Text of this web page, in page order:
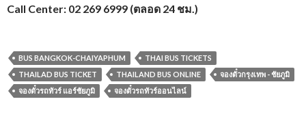
Call Center: 02 269 6999 (ตลอด 24 ชม.)
BUS BANGKOK-CHAIYAPHUM
THAI BUS TICKETS
THAILAD BUS TICKET
THAILAND BUS ONLINE
จองตั๋วกรุงเทพ - ชัยภูมิ
จองตั๋วรถทัวร์ แอร์ชัยภูมิ
จองตั๋วรถทัวร์ออนไลน์